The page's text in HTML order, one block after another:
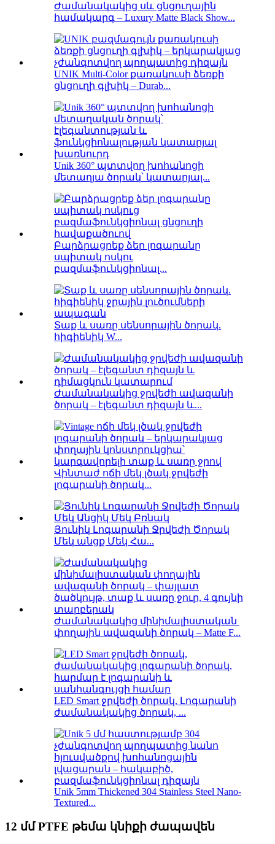
Ժամանակակից սև ցնցուղային
համակարգ – Luxury Matte Black Show...
UNIK Multi-Color քառակուսի ձեռքի
ցնցուղի գլխիկ – Durab...
Unik 360° պտտվող խոհանոցի
մետաղյա ծորակ՝ կատարյալ...
Բարձրացրեք ձեր լոգարանը
սպիտակ ոսկու
բազմաֆունկցիոնալ...
Տաք և սառը սենսորային ծորակ.
հիգիենիկ W...
Ժամանակակից ջրվեժի ավազանի
ծորակ – էլեգանտ դիզայն և...
Վինտաժ ոճի մեկ լծակ ջրվեժի
լոգարանի ծորակ...
Յունիկ Լոգարանի Ջրվեժի Ծորակ
Մեկ անցք Մեկ Հա...
Ժամանակակից մինիմալիստական ​​
փողային ավազանի ծորակ – Matte F...
LED Smart ջրվեժի ծորակ, Լոգարանի
ժամանակակից ծորակ, ...
Unik 5mm Thickened 304 Stainless Steel Nano-
Textured...
12 մմ PTFE թեմա կնիքի ժապավեն